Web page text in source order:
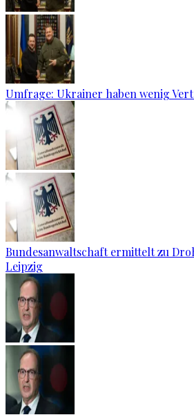
Umfrage: Ukrainer haben wenig
Bundesanwaltschaft ermittelt zu
Leipzig